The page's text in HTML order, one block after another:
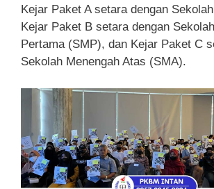
Kejar Paket A setara dengan
Kejar Paket B setara dengan
Pertama (SMP), dan Kejar Paket C
Sekolah Menengah Atas (SMA).